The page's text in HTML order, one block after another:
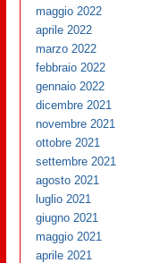
maggio 2022
aprile 2022
marzo 2022
febbraio 2022
gennaio 2022
dicembre 2021
novembre 2021
ottobre 2021
settembre 2021
agosto 2021
luglio 2021
giugno 2021
maggio 2021
aprile 2021